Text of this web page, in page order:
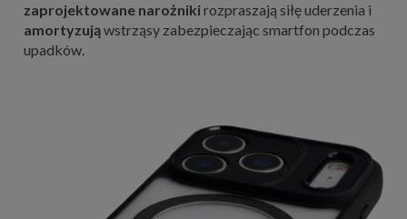
zaprojektowane narożnikirozpraszają siłę uderzenia i
amortyzująwstrząsy zabezpieczając smartfon podczas
upadków.